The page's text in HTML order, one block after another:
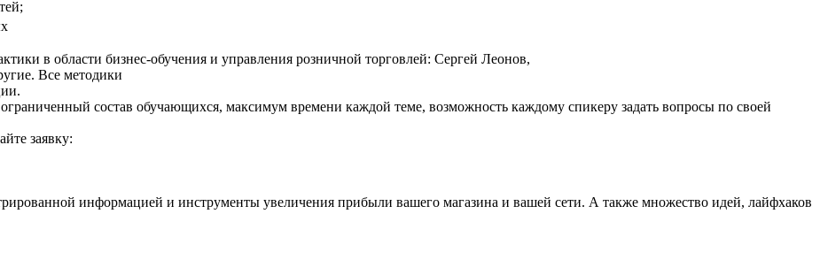
в области бизнес-обучения и управления розничной торговлей: Сергей Леонов,
Все методики
состав обучающихся, максимум времени каждой теме, возможность каждому спикеру задать вопросы по своей
заявку:
информацией и инструменты увеличения прибыли вашего магазина и вашей сети. А также множество идей, лайфхаков